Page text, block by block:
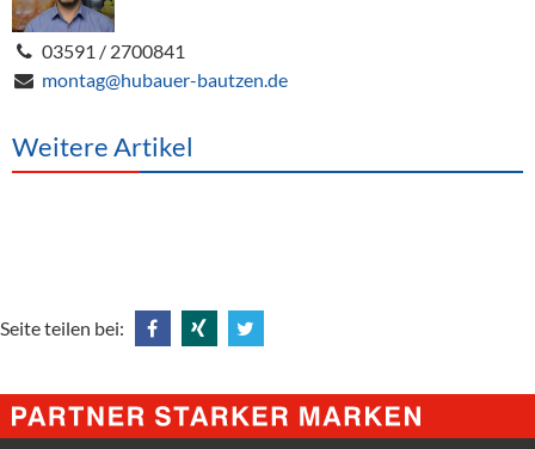
03591 / 2700841
montag@hubauer-bautzen.de
Weitere Artikel
Seite teilen bei:
@
Facebook
@
Xing
@
Twitter